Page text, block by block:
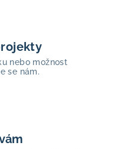
nebo možnost
se nám.